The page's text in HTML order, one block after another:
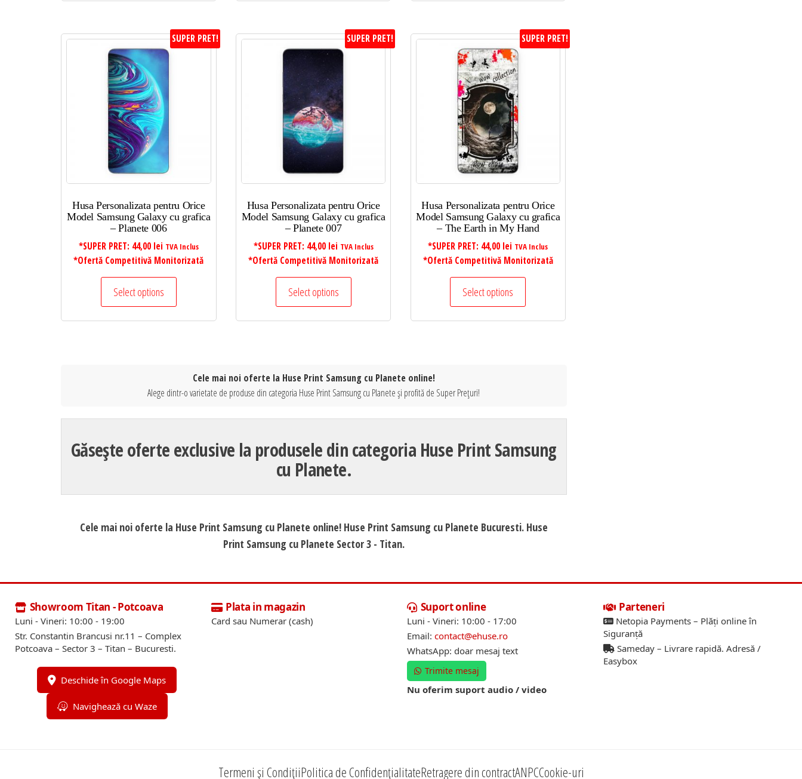
SUPER PRET!
Husa Personalizata pentru Orice
Model Samsung Galaxy cu grafica
– Planete 006
*SUPER PRET: 44,00 lei TVA Inclus
*Ofertă Competitivă Monitorizată
Select options
SUPER PRET!
Husa Personalizata pentru Orice
Model Samsung Galaxy cu grafica
– Planete 007
*SUPER PRET: 44,00 lei TVA Inclus
*Ofertă Competitivă Monitorizată
Select options
SUPER PRET!
Husa Personalizata pentru Orice
Model Samsung Galaxy cu grafica
– The Earth in My Hand
*SUPER PRET: 44,00 lei TVA Inclus
*Ofertă Competitivă Monitorizată
Select options
Cele mai noi oferte la Huse Print Samsung cu Planete online!
Alege dintr-o varietate de produse din categoria Huse Print Samsung cu Planete și profită de Super Prețuri!
Găsește oferte exclusive la produsele din categoria Huse Print Samsung
cu Planete.
Cele mai noi oferte la Huse Print Samsung cu Planete online! Huse Print Samsung cu Planete Bucuresti. Huse
Print Samsung cu Planete Sector 3 - Titan.
Showroom Titan - Potcoava
Luni - Vineri: 10:00 - 19:00
Str. Constantin Brancusi nr.11 – Complex
Potcoava – Sector 3 – Titan – Bucuresti.
Deschide în Google Maps
Navighează cu Waze
Plata in magazin
Card sau Numerar (cash)
Suport online
Luni - Vineri: 10:00 - 17:00
Email: contact@ehuse.ro
WhatsApp: doar mesaj text
Trimite mesaj
Nu oferim suport audio / video
Parteneri
Netopia Payments – Plăți online în
Siguranță
Sameday – Livrare rapidă. Adresă /
Easybox
Termeni și CondițiiPolitica de ConfidențialitateRetragere din contractANPCCookie-uri